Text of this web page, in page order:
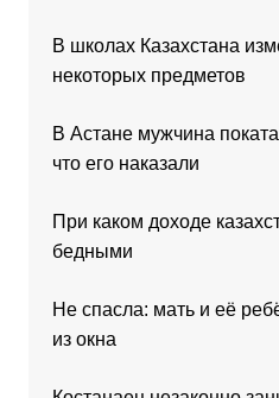
В школах Казахстана
некоторых предметов
В Астане мужчина
что его наказали
При каком доходе
бедными
Не спасла: мать и её
из окна